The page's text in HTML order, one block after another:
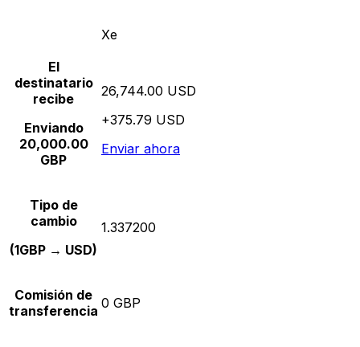
Xe
El
destinatario
recibe
Enviando
20,000.00
GBP
26,744.00 USD
+375.79 USD
Enviar ahora
Tipo de
cambio
(1GBP → USD)
1.337200
Comisión de
transferencia 0 GBP